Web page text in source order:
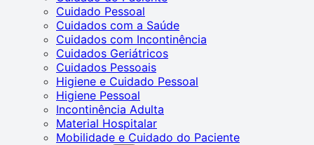
Cuidado Pessoal
Cuidados com a Saúde
Cuidados com Incontinência
Cuidados Geriátricos
Cuidados Pessoais
Higiene e Cuidado Pessoal
Higiene Pessoal
Incontinência Adulta
Material Hospitalar
Mobilidade e Cuidado do Paciente